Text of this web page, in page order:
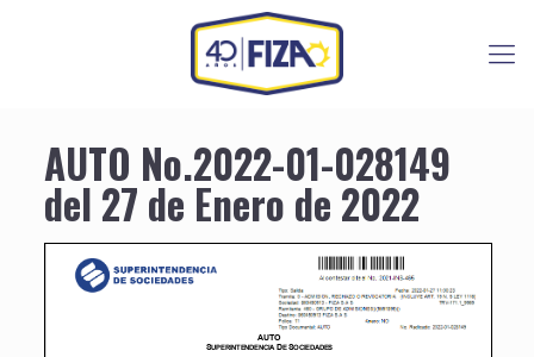
AUTO No.2022-01-028149
del 27 de Enero de 2022